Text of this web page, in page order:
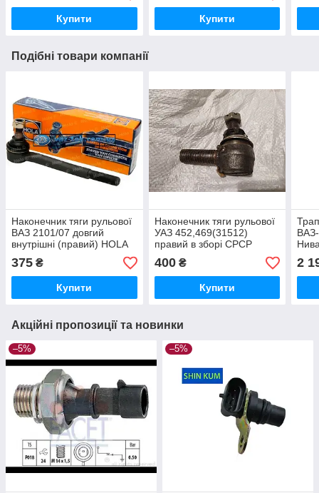
Купити Купити
Подібні товари компанії
Наконечник тяги рульової
ВАЗ 2101/07 довгий
внутрішні (правий) HOLA
375 ₴
Купити
Наконечник тяги рульової
УАЗ 452,469(31512)
правий в зборі СРСР
400₴
Купити
2
Акційні пропозиції та новинки
–5% –5%